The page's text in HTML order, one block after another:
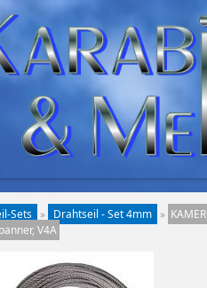
Sets » Drahtseil - Set 4mm »
V4A